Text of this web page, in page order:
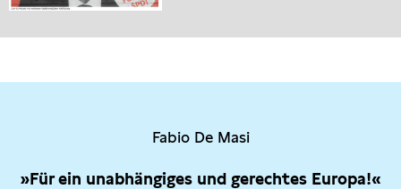
Fabio De Masi
»Für ein unabhängiges und gerechtes Europa!«